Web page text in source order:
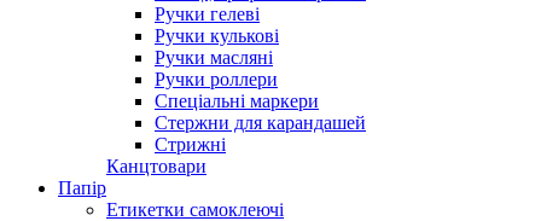
Ручки гелеві
Ручки кулькові
Ручки масляні
Ручки роллери
Спеціальні маркери
Стержни для карандашей
Стрижні
Канцтовари
Папір
Етикетки самоклеючі